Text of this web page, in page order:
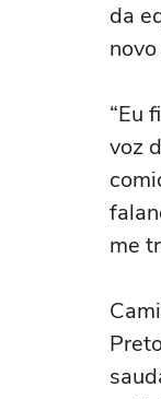
da
“Eu
voz
me